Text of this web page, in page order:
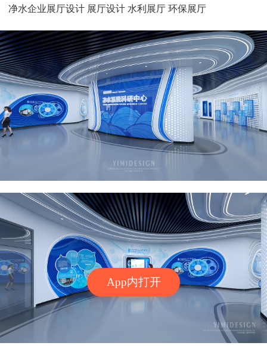
App内打开
净水企业展厅设计 展厅设计 水利展厅 环保展厅